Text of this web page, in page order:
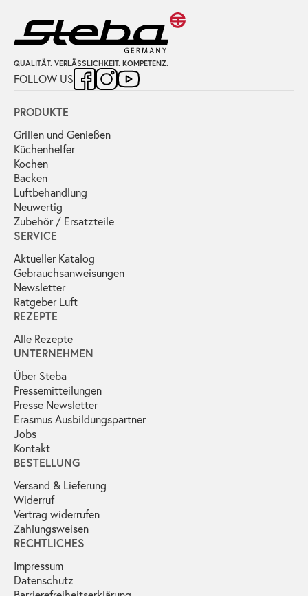
QUALITÄT. VERLÄSSLICHKEIT. KOMPETENZ.
FOLLOW US
PRODUKTE
Grillen und Genießen
Küchenhelfer
Kochen
Backen
Luftbehandlung
Neuwertig
Zubehör / Ersatzteile
SERVICE
Aktueller Katalog
Gebrauchs­anweisungen
Newsletter
Ratgeber Luft
REZEPTE
Alle Rezepte
UNTERNEHMEN
Über Steba
Pressemitteilungen
Presse Newsletter
Erasmus Ausbildungspartner
Jobs
Kontakt
BESTELLUNG
Versand & Lieferung
Widerruf
Vertrag widerrufen
Zahlungsweisen
RECHTLICHES
Impressum
Datenschutz